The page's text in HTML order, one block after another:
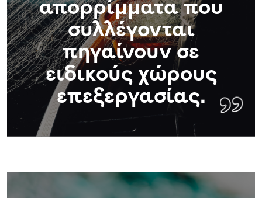
απορρίμματα που
συλλέγονται
πηγαίνουν σε
ειδικούς χώρους
επεξεργασίας.